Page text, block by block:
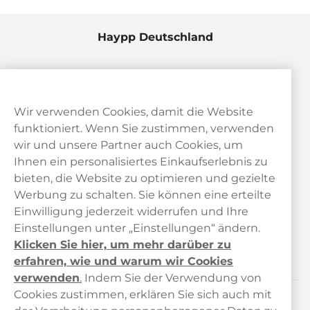
Haypp Deutschland
Kundendienst
Links
Über uns
Wir verwenden Cookies, damit die Website
funktioniert. Wenn Sie zustimmen, verwenden
wir und unsere Partner auch Cookies, um
Ihnen ein personalisiertes Einkaufserlebnis zu
bieten, die Website zu optimieren und gezielte
Werbung zu schalten. Sie können eine erteilte
Einwilligung jederzeit widerrufen und Ihre
Einstellungen unter „Einstellungen“ ändern.
Klicken Sie hier, um mehr darüber zu
erfahren, wie und warum wir Cookies
verwenden. Indem Sie der Verwendung von
Cookies zustimmen, erklären Sie sich auch mit